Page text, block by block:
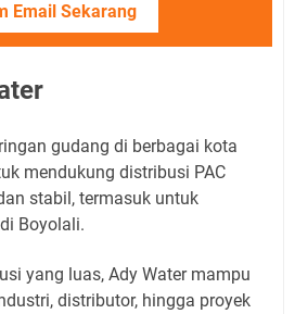
Email Sekarang
gudang di berbagai kota
mendukung distribusi PAC
stabil, termasuk untuk
Boyolali.
yang luas, Ady Water mampu
distributor, hingga proyek